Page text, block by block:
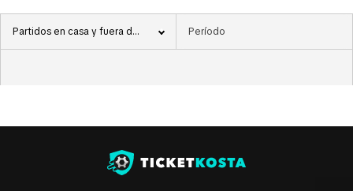
Partidos en casa y fuera de casa